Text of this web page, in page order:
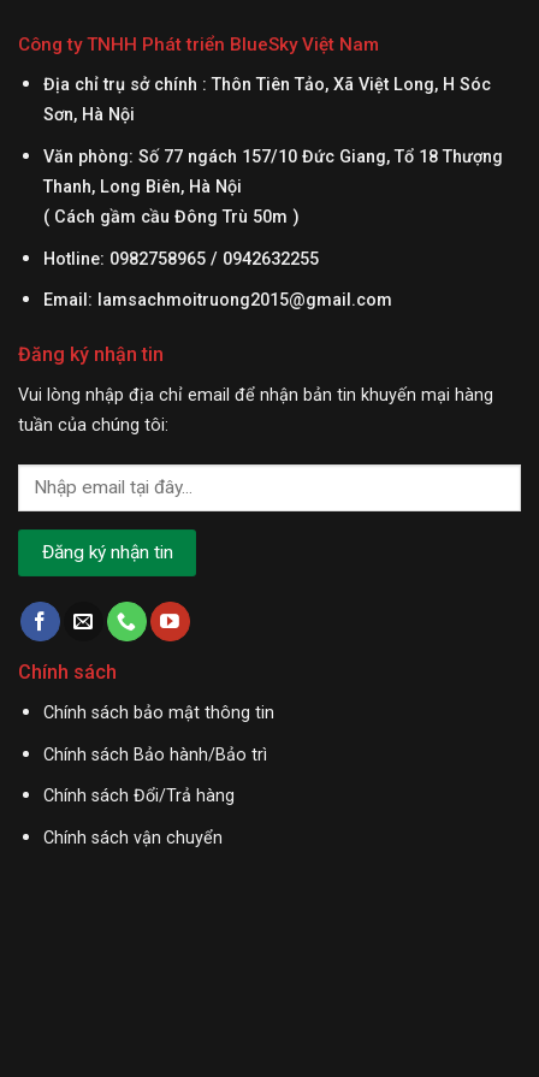
làm pallet màu sắc phức
500 kg – Kiểu: 1 mặt, chân
Công ty TNHH Phát triển BlueSky Việt Nam
Địa chỉ trụ sở chính : Thôn Tiên Tảo, Xã Việt Long, H Sóc
Sơn, Hà Nội
Văn phòng: Số 77 ngách 157/10 Đức Giang, Tổ 18 Thượng
Thanh, Long Biên, Hà Nội
( Cách gầm cầu Đông Trù 50m )
Hotline: 0982758965 / 0942632255
Email: lamsachmoitruong2015@gmail.com
Đăng ký nhận tin
Vui lòng nhập địa chỉ email để nhận bản tin khuyến mại hàng
tuần của chúng tôi:
Chính sách
Chính sách bảo mật thông tin
Chính sách Bảo hành/Bảo trì
Chính sách Đổi/Trả hàng
Chính sách vận chuyển